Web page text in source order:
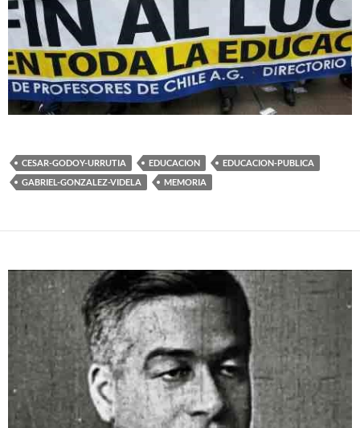
CESAR-GODOY-URRUTIA EDUCACION
EDUCACION-PUBLICA
GABRIEL-GONZALEZ-VIDELA
MEMORIA